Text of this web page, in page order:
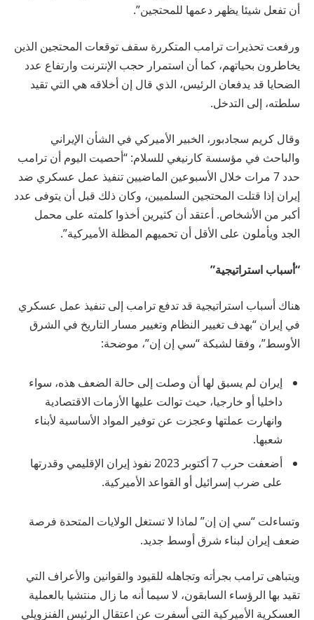
أن تفعل شيئا يظهر دعمها للمحتجين”.
ورفعت تحذيرات ترامب المتكررة سقف توقعات المحتجين الذين
يخاطرون بحياتهم، كما أن استمرار حجب الإنترنت وارتفاع عدد
الضحايا قد يدفعان الرئيس، الذي قال إن أخلاقه هي التي تقيد
سلطته، إلى التدخل.
وقال كريم سجادبور، الخبير الأميركي في الشأن الإيراني
والباحث في مؤسسة كارنيغي للسلام: “أحصيت اليوم أن ترامب
حدد 7 مرات خلال الأسبوعين الماضيين تنفيذ عمل عسكري ضد
إيران إذا قتلت المحتجين السلميين، وكان ذلك قبل أن يتوفى عدد
أكبر من الأشخاص. أعتقد أن كثيرين أخذوا كلمته على محمل
الجد ويأملون على الأقل أن تحميهم المظلة الأميركية”.
“أسباب استراتيجية”
هناك أسباب استراتيجية قد تدفع ترامب إلى تنفيذ عمل عسكري
في إيران “بهدف تغيير النظام وتغيير مسار التاريخ في الشرق
الأوسط”، وفقا لشبكة “سي إن إن”، موضحة:
إيران لم يسبق لها أن وصلت إلى حالة الضعف هذه، سواء
داخليا أو خارجيا، حيث توالت عليها الأزمات الاقتصادية
وانهارت عملتها وعجزت عن توفير المواد الأساسية لأبناء
شعبها.
أضعفت حرب 7 أكتوبر 2023 نفوذ إيران الإقليمي وقدرتها
على ضرب إسرائيل أو القواعد الأميركية.
وتساءلت “سي إن إن” لماذا لا تستغل الولايات المتحدة فرصة
ضعف إيران لبناء شرق أوسط جديد.
ويتباهى ترامب بجرأته وتجاهله للقيود والقوانين والأعراف التي
تقيد بها الرؤساء السابقون، لا سيما أنه ما زال منتشيا بالعملية
العسكرية الأميركية التي أسفرت عن اعتقال الرئيس الفنزويلي